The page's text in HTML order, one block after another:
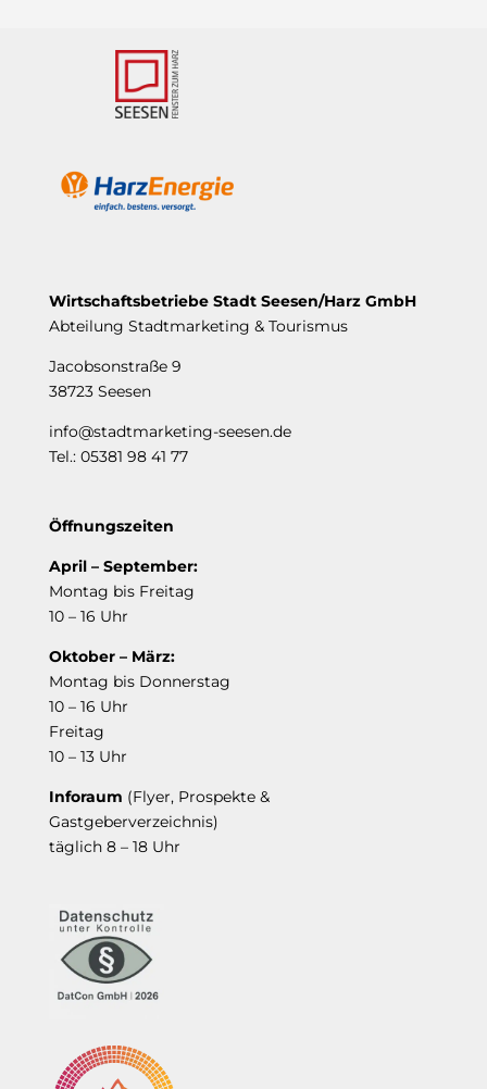
Wirtschaftsbetriebe Stadt Seesen/Harz GmbH
Abteilung Stadtmarketing & Tourismus
Jacobsonstraße 9
38723 Seesen
info@stadtmarketing-seesen.de
Tel.: 05381 98 41 77
Öffnungszeiten
April – September:
Montag bis Freitag
10 – 16 Uhr
Oktober – März:
Montag bis Donnerstag
10 – 16 Uhr
Freitag
10 – 13 Uhr
Inforaum (Flyer, Prospekte &
Gastgeberverzeichnis)
täglich 8 – 18 Uhr